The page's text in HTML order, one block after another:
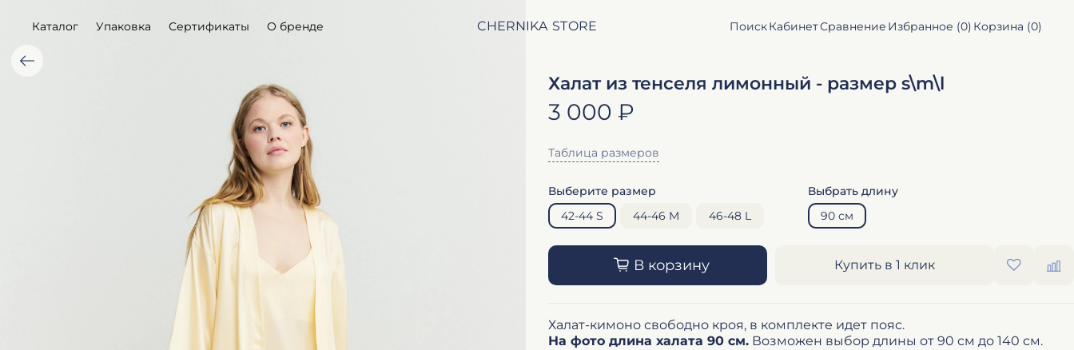
CHERNIKA STORE ПоискКабинетСравнение Избранное (0) Корзина (0)
Каталог Упаковка Сертификаты О бренде
Халат из тенселя лимонный - размер s\m\l
3 000 ₽
Таблица размеров
Выберите размер
42-44 S
44-46 M 46-48 L
Выбрать длину
90 см
В корзину Купить в 1 клик
Халат-кимоно свободно кроя, в комплекте идет пояс.
На фото длина халата 90 см. Возможен выбор длины от 90 см до 140 см.